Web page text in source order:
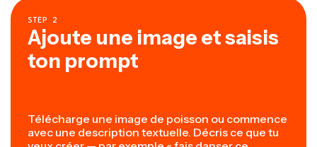
STEP 2
Ajoute une image et saisis
ton prompt
Télécharge une image de poisson ou commence
avec une description textuelle. Décris ce que tu